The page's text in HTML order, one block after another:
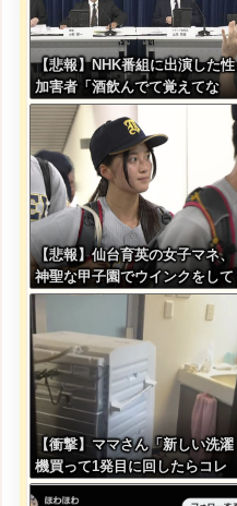
【悲報】NHK番組に出演した性
加害者「酒飲んでて覚えてな
い」
【悲報】仙台育英の女子マネ、
神聖な甲子園でウインクをして
しまう
【衝撃】ママさん「新しい洗濯
機買って1発目に回したらコレ
w」